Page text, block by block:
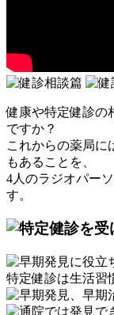
健康や特定健診の
ですか？
これからの薬局に
もあることを、
4人のラジオパー
す。
特定健診は生活習